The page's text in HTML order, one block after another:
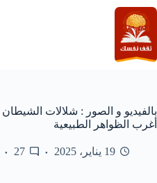
التجاوز
إلى
المحتوى
بالفيديو و الصور : شلالات
أغرب الظواهر الطبيعية
19 يناير، 2025 27